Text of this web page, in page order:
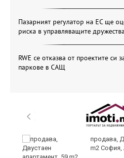
Пазарният регулатор на ЕС ще
риска в управляващите дружества
RWE се отказва от проектите си
паркове в САЩ
продава,
m2 София,